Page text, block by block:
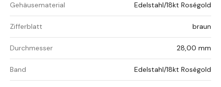
Gehäusematerial Edelstahl/18kt Roségold
Zifferblatt braun
Durchmesser 28,00 mm
Band Edelstahl/18kt Roségold